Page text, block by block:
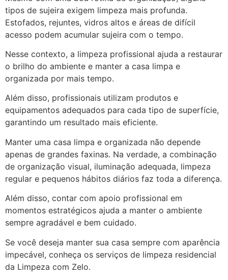
tipos de sujeira exigem limpeza mais profunda.
Estofados, rejuntes, vidros altos e áreas de difícil
acesso podem acumular sujeira com o tempo.
Nesse contexto, a limpeza profissional ajuda a restaurar
o brilho do ambiente e manter a casa limpa e
organizada por mais tempo.
Além disso, profissionais utilizam produtos e
equipamentos adequados para cada tipo de superfície,
garantindo um resultado mais eficiente.
Manter uma casa limpa e organizada não depende
apenas de grandes faxinas. Na verdade, a combinação
de organização visual, iluminação adequada, limpeza
regular e pequenos hábitos diários faz toda a diferença.
Além disso, contar com apoio profissional em
momentos estratégicos ajuda a manter o ambiente
sempre agradável e bem cuidado.
Se você deseja manter sua casa sempre com aparência
impecável, conheça os serviços de limpeza residencial
da Limpeza com Zelo.